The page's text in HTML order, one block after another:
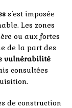
s’est imposée
Les zones
ou aux fortes
de la part des
vulnérabilité
consultées
de construction